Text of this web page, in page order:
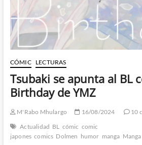
(Tsubaki
Comics)
CÓMIC LECTURAS
Tsubaki se apunta al BL
Birthday de YMZ
M'Rabo Mhulargo 16/08/2024
10
Actualidad BL cómic comic
japones comics Dolmen humor manga